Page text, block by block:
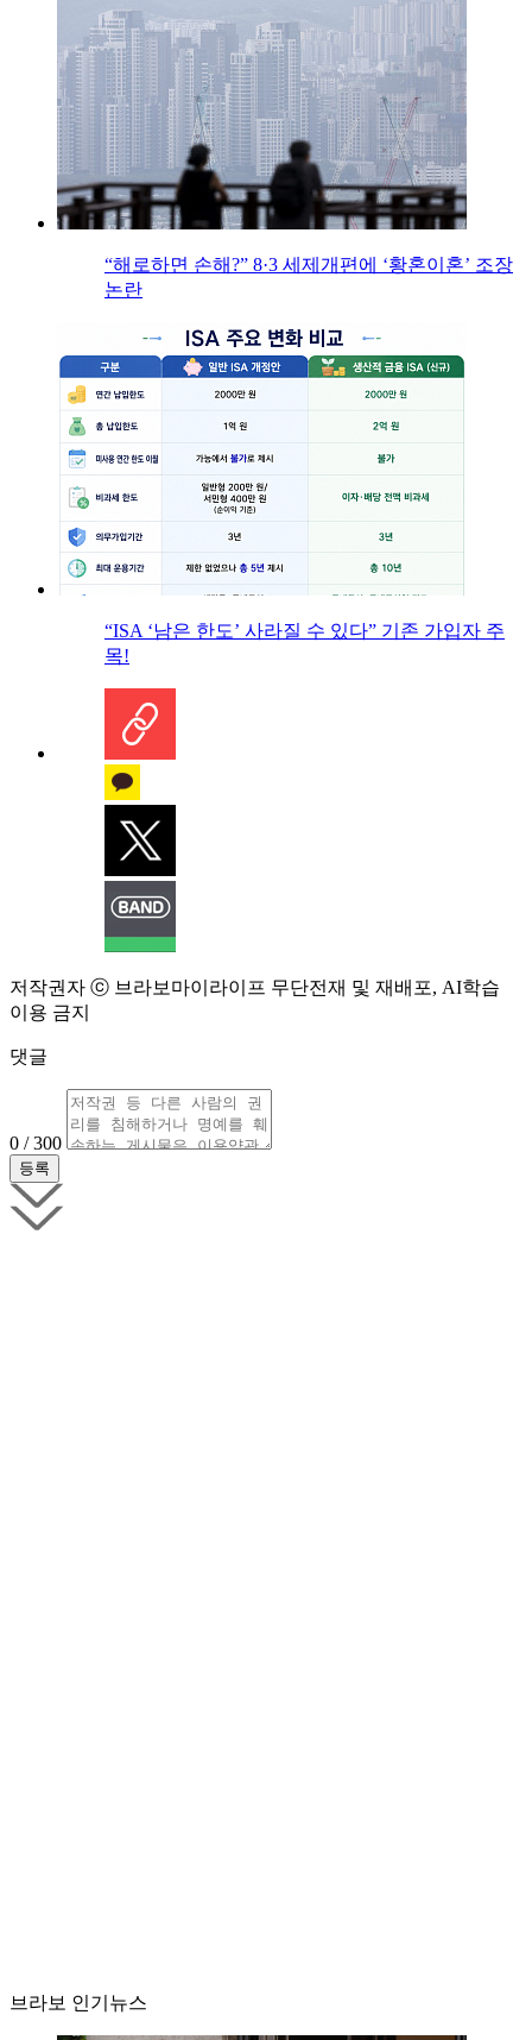
“해로하면 손해?” 8·3 세제개편에 ‘황혼이혼’ 조장
논란
“ISA ‘남은 한도’ 사라질 수 있다” 기존 가입자 주
목!
저작권자 ⓒ 브라보마이라이프 무단전재 및 재배포, AI학습
이용 금지
댓글
0 / 300
브라보 인기뉴스